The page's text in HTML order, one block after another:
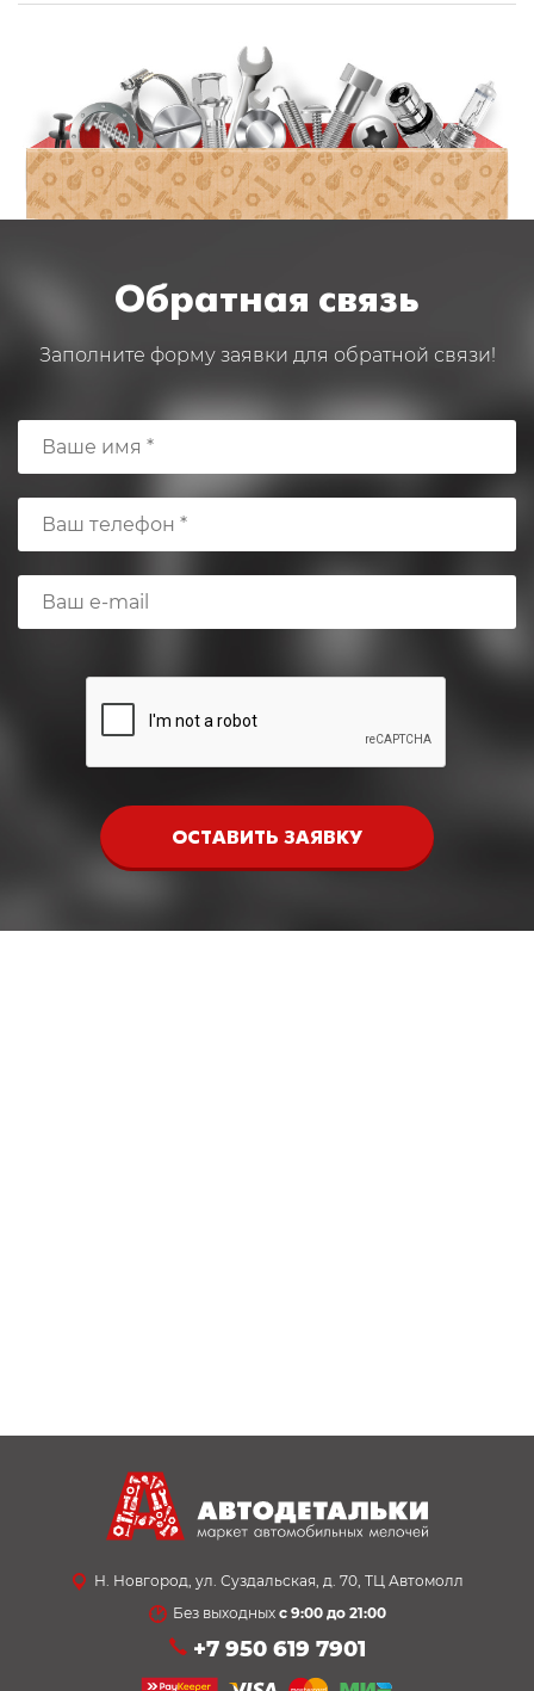
Обратная связь
Заполните форму заявки для обратной связи!
ОСТАВИТЬ ЗАЯВКУ
Н. Новгород, ул. Суздальская, д. 70, ТЦ Автомолл
Без выходных с 9:00 до 21:00
+7 950 619 7901